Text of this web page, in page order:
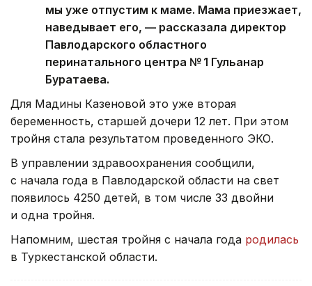
мы уже отпустим к маме. Мама приезжает,
наведывает его, — рассказала директор
Павлодарского областного
перинатального центра № 1 Гульанар
Буратаева.
Для Мадины Казеновой это уже вторая
беременность, старшей дочери 12 лет. При этом
тройня стала результатом проведенного ЭКО.
В управлении здравоохранения сообщили,
с начала года в Павлодарской области на свет
появилось 4250 детей, в том числе 33 двойни
и одна тройня.
Напомним, шестая тройня с начала года родилась
в Туркестанской области.